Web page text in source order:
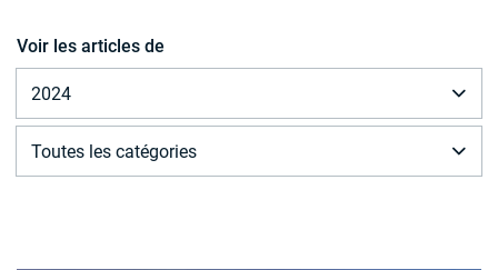
Voir les articles de
2024
Toutes les catégories